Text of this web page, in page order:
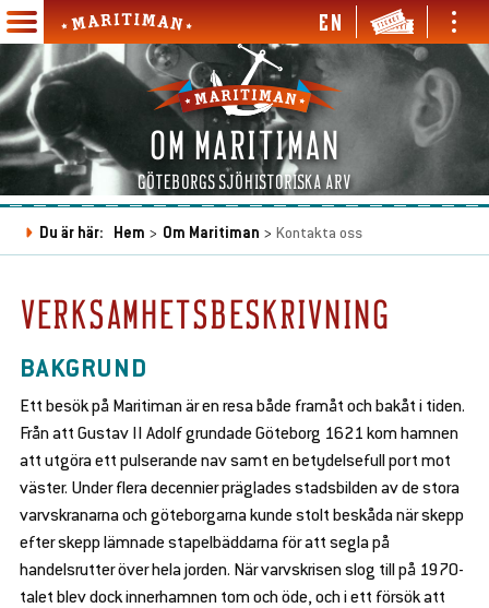
Hoppa
till
huvudinnehåll
Open
and
close
menu
Maritiman
EN
Open
and
Main
navigation
OM MARITIMAN
GÖTEBORGS SJÖHISTORISKA ARV
Länkstig
Du är här: Hem Om Maritiman Kontakta oss
VERKSAMHETSBESKRIVNING
BAKGRUND
Ett besök på Maritiman är en resa både framåt och bakåt i tiden.
Från att Gustav II Adolf grundade Göteborg 1621 kom hamnen
att utgöra ett pulserande nav samt en betydelsefull port mot
väster. Under flera decennier präglades stadsbilden av de stora
varvskranarna och göteborgarna kunde stolt beskåda när skepp
efter skepp lämnade stapelbäddarna för att segla på
handelsrutter över hela jorden. När varvskrisen slog till på 1970-
talet blev dock innerhamnen tom och öde, och i ett försök att